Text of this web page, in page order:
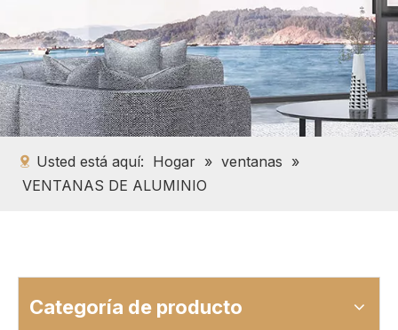
Usted está aquí: Hogar » ventanas »
VENTANAS DE ALUMINIO
Categoría de producto